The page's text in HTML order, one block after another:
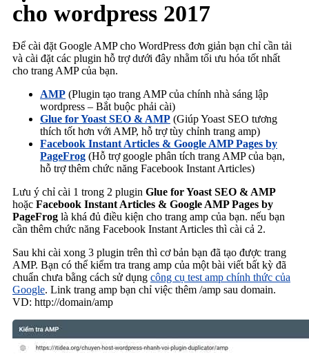
cho wordpress 2017
Để cài đặt Google AMP cho WordPress đơn giản bạn chỉ cần tải
và cài đặt các plugin hỗ trợ dưới đây nhằm tối ưu hóa tốt nhất
cho trang AMP của bạn.
AMP (Plugin tạo trang AMP của chính nhà sáng lập
wordpress – Bắt buộc phải cài)
Glue for Yoast SEO & AMP (Giúp Yoast SEO tương
thích tốt hơn với AMP, hỗ trợ tùy chỉnh trang amp)
Facebook Instant Articles & Google AMP Pages by
PageFrog (Hỗ trợ google phân tích trang AMP của bạn,
hỗ trợ thêm chức năng Facebook Instant Articles)
Lưu ý chỉ cài 1 trong 2 plugin Glue for Yoast SEO & AMP
hoặc Facebook Instant Articles & Google AMP Pages by
PageFrog là khá đủ điều kiện cho trang amp của bạn. nếu bạn
cần thêm chức năng Facebook Instant Articles thì cài cả 2.
Sau khi cài xong 3 plugin trên thì cơ bản bạn đã tạo được trang
AMP. Bạn có thể kiểm tra trang amp của một bài viết bất kỳ đã
chuẩn chưa bằng cách sử dụng công cụ test amp chính thức của
Google. Link trang amp bạn chỉ việc thêm /amp sau domain.
VD: http://domain/amp